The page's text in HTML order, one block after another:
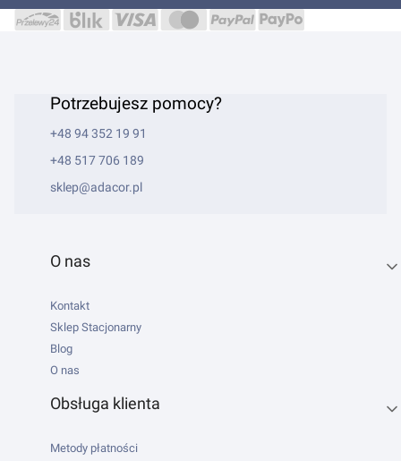
Potrzebujesz pomocy?
+48 94 352 19 91
+48 517 706 189
sklep@adacor.pl
Linki w stopce
O nas
Kontakt
Sklep Stacjonarny
Blog
O nas
Obsługa klienta
Metody płatności